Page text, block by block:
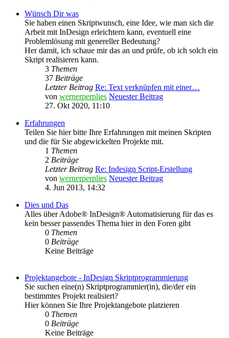
Wünsch Dir was
Sie haben einen Skriptwunsch, eine Idee, wie man sich die
Arbeit mit InDesign erleichtern kann, eventuell eine
Problemlösung mit genereller Bedeutung?
Her damit, ich schaue mir das an und prüfe, ob ich solch ein
Skript realisieren kann.
3 Themen
37 Beiträge
Letzter Beitrag Re: Text verknüpfen mit einer…
von wernerperplies Neuester Beitrag
27. Okt 2020, 11:10
Erfahrungen
Teilen Sie hier bitte Ihre Erfahrungen mit meinen Skripten
und die für Sie abgewickelten Projekte mit.
1 Themen
2 Beiträge
Letzter Beitrag Re: Indesign Script-Erstellung
von wernerperplies Neuester Beitrag
4. Jun 2013, 14:32
Dies und Das
Alles über Adobe® InDesign® Automatisierung für das es
kein besser passendes Thema hier in den Foren gibt
0 Themen
0 Beiträge
Keine Beiträge
Projektangebote - InDesign Skriptprogrammierung
Sie suchen eine(n) Skriptprogrammier(in), die/der ein
bestimmtes Projekt realisiert?
Hier können Sie Ihre Projektangebote platzieren
0 Themen
0 Beiträge
Keine Beiträge